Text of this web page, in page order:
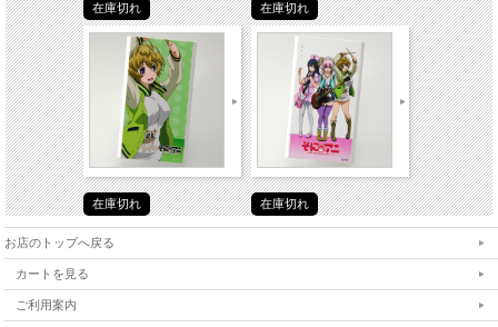
在庫切れ 在庫切れ
在庫切れ 在庫切れ
お店のトップへ戻る
カートを見る
ご利用案内